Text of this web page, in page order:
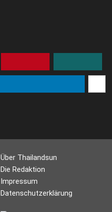
Über Thailandsun
Die Redaktion
Impressum
Datenschutzerklärung